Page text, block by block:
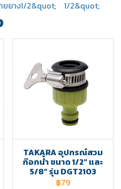
ยยาง1/2&quot; 1/2&quot;
TAKARA อุปกรณ์สวม
ก๊อกน้ำ ขนาด 1/2" และ
5/8" รุ่น DGT2103
฿79